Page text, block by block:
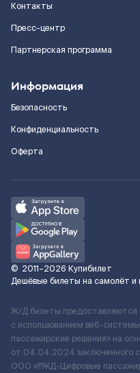
Контакты
Пресс-центр
Партнерская программа
Информация
Безопасность
Конфиденциальность
Оферта
© 2011–2026 Купибилет
Дешёвые билеты на самолёт и
Ж/Д билеты предоставляются
с использованием веб-
пассажирские решения» на
от 04.04.2024 заключенного
ООО «РЖД-Цифровые